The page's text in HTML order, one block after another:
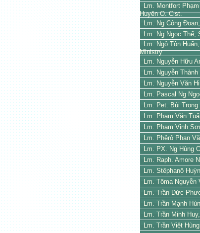
Lm. Montfort
Huyên O. Cist.
Lm. Ng Công
Lm. Ng Ngọc Thế,
Lm. Ngô Tôn
Ministry
Lm. Nguyễn Hữu
Lm. Nguyễn Thành
Lm. Nguyễn Văn
Lm. Pascal Ng
Lm. Pet. Bùi Trọng
Lm. Phạm Văn
Lm. Phạm Vinh
Lm. Phêrô Phan
Lm. PX. Ng Hùng
Lm. Raph. Amore
Lm. Stêphanô
Lm. Tôma Nguyễn
Lm. Trần Đức
Lm. Trần Mạnh
Lm. Trần Minh
Lm. Trần Việt Hùng